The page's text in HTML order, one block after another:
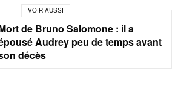
VOIR AUSSI
de Bruno Salomone : il a
Audrey peu de temps avant
décès